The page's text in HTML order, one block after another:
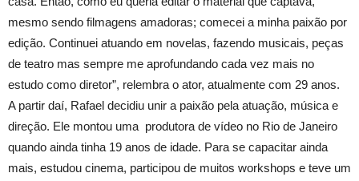
mesmo sendo filmagens amadoras; comecei a minha paixão por
edição. Continuei atuando em novelas, fazendo musicais, peças
de teatro mas sempre me aprofundando cada vez mais no
estudo como diretor”, relembra o ator, atualmente com 29 anos.
A partir daí, Rafael decidiu unir a paixão pela atuação, música e
direção. Ele montou uma produtora de vídeo no Rio de Janeiro
quando ainda tinha 19 anos de idade. Para se capacitar ainda
mais, estudou cinema, participou de muitos workshops e teve um